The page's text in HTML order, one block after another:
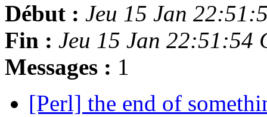
Début : Jeu 15 Jan
Fin : Jeu 15 Jan 22:51:54
Messages : 1
[Perl] the end of